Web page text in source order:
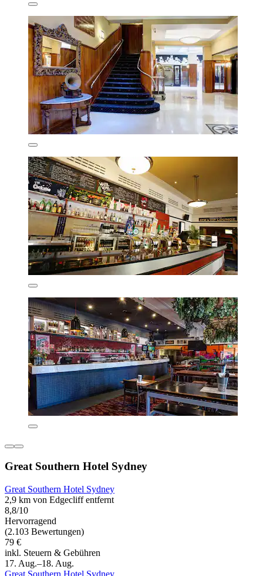
Great Southern Hotel Sydney
Great Southern Hotel Sydney
2,9 km von Edgecliff entfernt
8,8/10
Hervorragend
(2.103 Bewertungen)
79 €
inkl. Steuern & Gebühren
17. Aug.–18. Aug.
Great Southern Hotel Sydney